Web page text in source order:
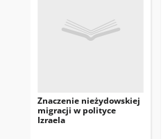
Znaczenie nieżydowskiej
migracji w polityce
Izraela